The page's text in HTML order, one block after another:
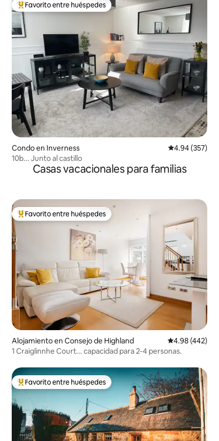
Favorito entre huéspedes preferido
Favorito entre huéspedes
Condo en Inverness Calificación
4.94 (357)
10b... Junto al castillo
Casas vacacionales para familias
Favorito entre huéspedes preferido
Favorito entre huéspedes
Alojamiento en Consejo de Highland Calificación
4.98 (442)
1 Craiglinnhe Court... capacidad para 2-4 personas.
Favorito entre huéspedes preferido
Favorito entre huéspedes